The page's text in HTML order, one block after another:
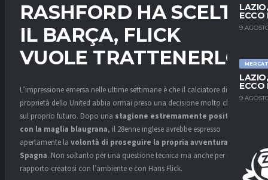
ECCO
9
ECCO
9
RASHFORD HA SCELTO
IL BARÇA, FLICK
VUOLE TRATTENERLO
L’impressione emersa nelle ultime settimane è che il calciatore di
proprietà dello United abbia ormai preso una decisione molto chiara
sul proprio futuro. Dopo una stagione estremamente positiva
con la maglia blaugrana, il 28enne inglese avrebbe espresso
apertamente la volontà di proseguire la propria avventura in
Spagna. Non soltanto per una questione tecnica ma anche per il
rapporto creatosi con l’ambiente e con Hans Flick.